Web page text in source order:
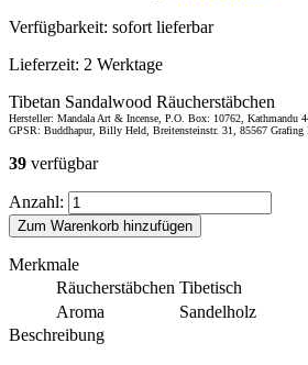
Verfügbarkeit: sofort lieferbar
Lieferzeit: 2 Werktage
Tibetan Sandalwood Räucherstäbchen
Hersteller: Mandala Art & Incense, P.O. Box: 10762, Kathmandu
GPSR: Buddhapur, Billy Held, Breitensteinstr. 31, 85567 Grafing
39 verfügbar
Anzahl:
Zum Warenkorb hinzufügen
Merkmale
Räucherstäbchen Tibetisch
Aroma
Sandelholz
Beschreibung